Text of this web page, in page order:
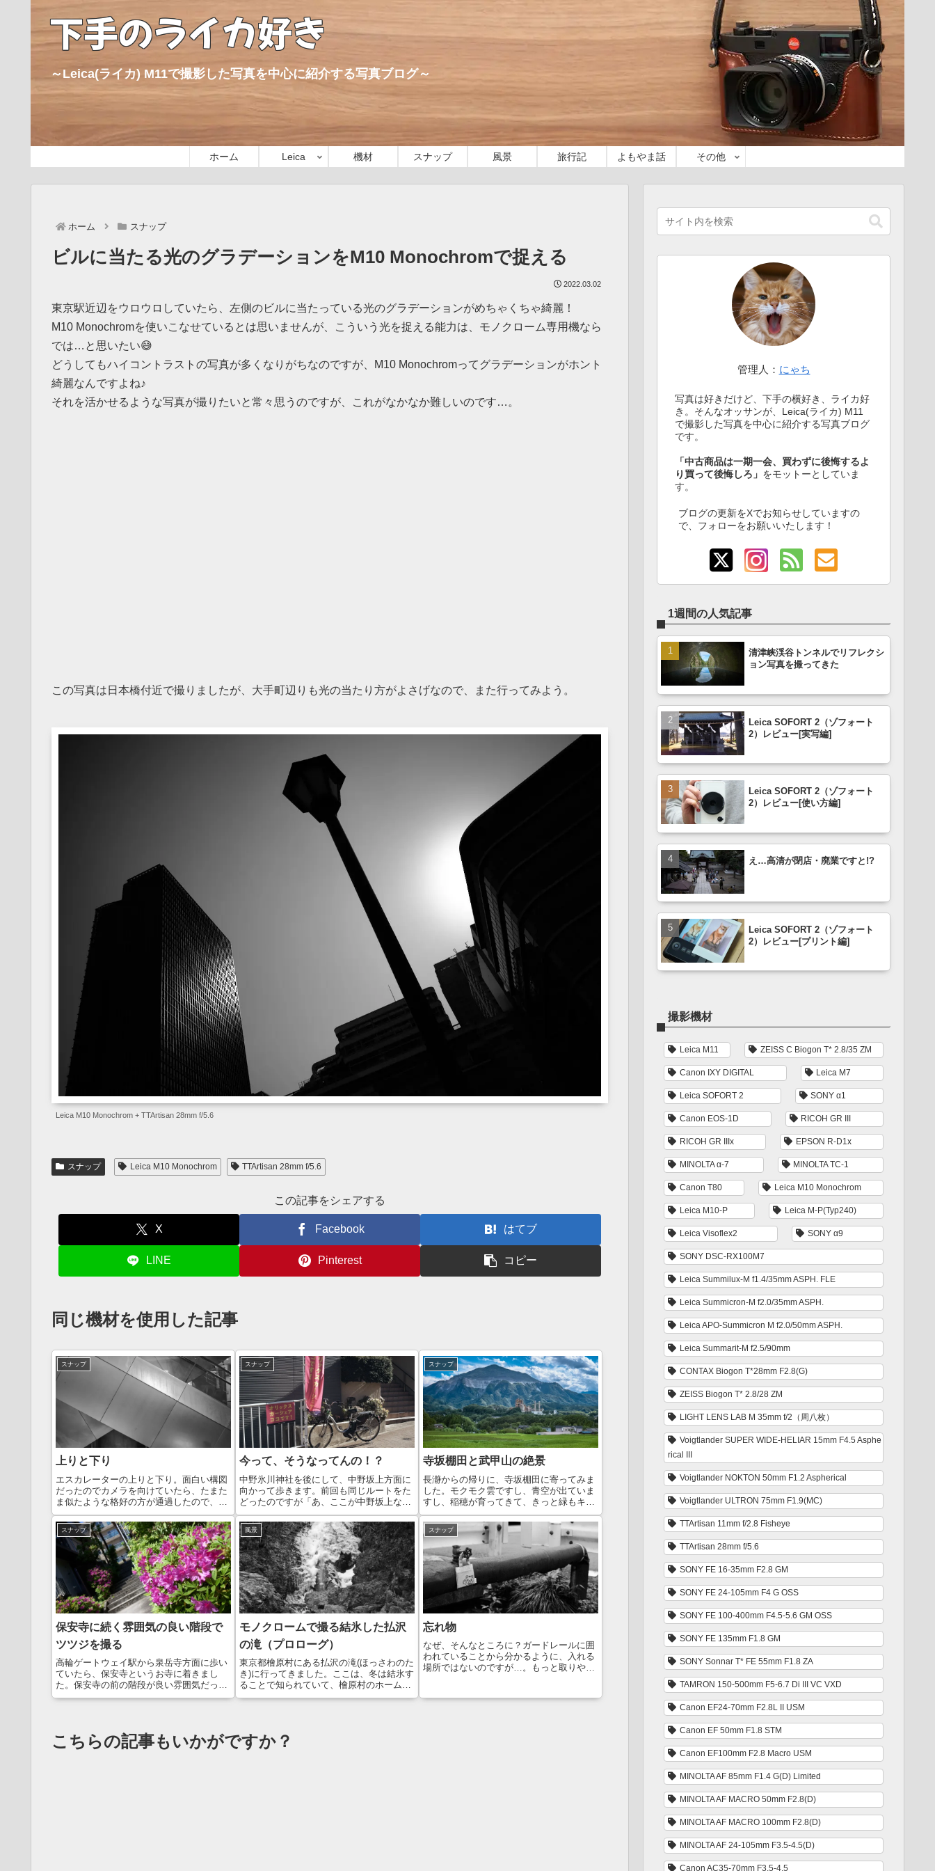
下手のライカ好き
～Leica(ライカ) M11で撮影した写真を中心に紹介する写真ブログ～
ホーム Leica 機材 スナップ 風景 旅行記 よもやま話 その他
ホーム スナップ
ビルに当たる光のグラデーションをM10 Monochromで捉える
2022.03.02
東京駅近辺をウロウロしていたら、左側のビルに当たっている光のグラデーションがめちゃくちゃ綺麗！
M10 Monochromを使いこなせているとは思いませんが、こういう光を捉える能力は、モノクローム専用機なら
では…と思いたい😅
どうしてもハイコントラストの写真が多くなりがちなのですが、M10 Monochromってグラデーションがホント
綺麗なんですよね♪
それを活かせるような写真が撮りたいと常々思うのですが、これがなかなか難しいのです…。
この写真は日本橋付近で撮りましたが、大手町辺りも光の当たり方がよさげなので、また行ってみよう。
Leica M10 Monochrom + TTArtisan 28mm f/5.6
スナップ Leica M10 Monochrom TTArtisan 28mm f/5.6
この記事をシェアする
X Facebook はてブ
LINE Pinterest コピー
同じ機材を使用した記事
スナップ
上りと下り
エスカレーターの上りと下り。面白い構図
だったのでカメラを向けていたら、たまた
ま似たような格好の方が通過したので、撮
ってみました。しかしまぁ、エスカレータ
ーで移動するときくらい、スマホ見ないで
いられないものでしょうか…。Leica M10
M...
スナップ
今って、そうなってんの！？
中野氷川神社を後にして、中野坂上方面に
向かって歩きます。前回も同じルートをた
どったのですが「あ、ここが中野坂上なん
だ」と初めて気づいたくらい、地理が良く
分かっていませんでした😅1月11日の日中
に撮影した写真をアップしているのです
が、その日の...
スナップ
寺坂棚田と武甲山の絶景
長瀞からの帰りに、寺坂棚田に寄ってみま
した。モクモク雲ですし、青空が出ていま
すし、稲穂が育ってきて、きっと緑もキレ
イだろうなー。なんて考えていましたが…
果たして？不思議なことに、いつもほとん
ど見学者がいないんですよね、ここ。おか
げで、余裕で...
スナップ
保安寺に続く雰囲気の良い階段で
ツツジを撮る
高輪ゲートウェイ駅から泉岳寺方面に歩い
ていたら、保安寺というお寺に着きまし
た。保安寺の前の階段が良い雰囲気だった
ので、ツツジを入れて撮ってみました。も
風景
モノクロームで撮る結氷した払沢
の滝（プロローグ）
東京都檜原村にある払沢の滝(ほっさわのた
き)に行ってきました。ここは、冬は結氷す
ることで知られていて、檜原村のホームペ
ージで結氷状況を確認できます。ちなみ
スナップ
忘れ物
なぜ、そんなところに？ガードレールに囲
われていることから分かるように、入れる
場所ではないのですが…。もっと取りやす
Summicron M f...
こちらの記事もいかがですか？
管理人： にゃち
写真は好きだけど、下手の横好き、ライカ好
き。そんなオッサンが、Leica(ライカ) M11
で撮影した写真を中心に紹介する写真ブログ
です。
「中古商品は一期一会、買わずに後悔するよ
り買って後悔しろ」 をモットーとしていま
す。
ブログの更新をXでお知らせしていますの
で、フォローをお願いいたします！
1週間の人気記事
清津峡渓谷トンネルでリフレクシ
ョン写真を撮ってきた
Leica SOFORT 2（ゾフォート
2）レビュー[実写編]
Leica SOFORT 2（ゾフォート
2）レビュー[使い方編]
え…高清が閉店・廃業ですと!?
Leica SOFORT 2（ゾフォート
2）レビュー[プリント編]
撮影機材
Leica M11 ZEISS C Biogon T* 2.8/35 ZM
Canon IXY DIGITAL Leica M7
Leica SOFORT 2 SONY α1
Canon EOS-1D RICOH GR III
RICOH GR IIIx EPSON R-D1x
MINOLTA α-7 MINOLTA TC-1
Canon T80 Leica M10 Monochrom
Leica M10-P Leica M-P(Typ240)
Leica Visoflex2 SONY α9
SONY DSC-RX100M7
Leica Summilux-M f1.4/35mm ASPH. FLE
Leica Summicron-M f2.0/35mm ASPH.
Leica APO-Summicron M f2.0/50mm ASPH.
Leica Summarit-M f2.5/90mm
CONTAX Biogon T*28mm F2.8(G)
ZEISS Biogon T* 2.8/28 ZM
LIGHT LENS LAB M 35mm f/2（周八枚）
Voigtlander SUPER WIDE-HELIAR 15mm F4.5 Asphe
rical III
Voigtlander NOKTON 50mm F1.2 Aspherical
Voigtlander ULTRON 75mm F1.9(MC)
TTArtisan 11mm f/2.8 Fisheye
TTArtisan 28mm f/5.6
SONY FE 16-35mm F2.8 GM
SONY FE 24-105mm F4 G OSS
SONY FE 100-400mm F4.5-5.6 GM OSS
SONY FE 135mm F1.8 GM
SONY Sonnar T* FE 55mm F1.8 ZA
TAMRON 150-500mm F5-6.7 Di III VC VXD
Canon EF24-70mm F2.8L II USM
Canon EF 50mm F1.8 STM
Canon EF100mm F2.8 Macro USM
MINOLTA AF 85mm F1.4 G(D) Limited
MINOLTA AF MACRO 50mm F2.8(D)
MINOLTA AF MACRO 100mm F2.8(D)
MINOLTA AF 24-105mm F3.5-4.5(D)
Canon AC35-70mm F3.5-4.5